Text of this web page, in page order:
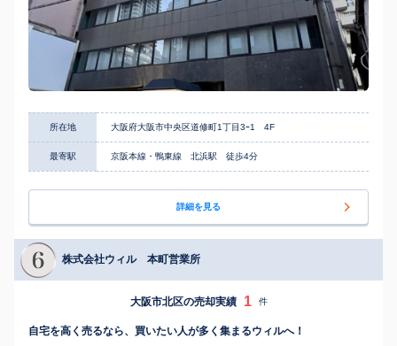
所在地 大阪府大阪市中央区道修町1丁目3ｰ1 4F
最寄駅 京阪本線・鴨東線 北浜駅 徒歩4分
詳細を見る
株式会社ウィル 本町営業所
大阪市北区の売却実績 1 件
自宅を高く売るなら、買いたい人が多く集まるウィルへ！